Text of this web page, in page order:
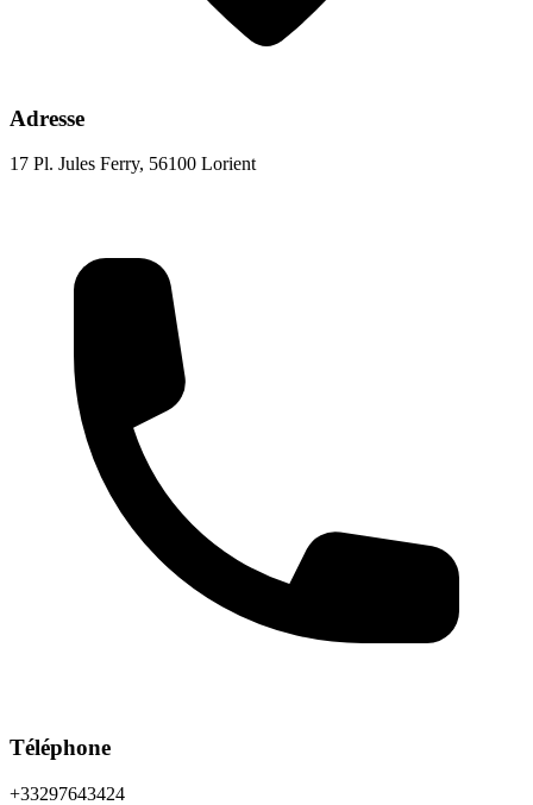
Adresse
17 Pl. Jules Ferry, 56100 Lorient
Téléphone
+33297643424